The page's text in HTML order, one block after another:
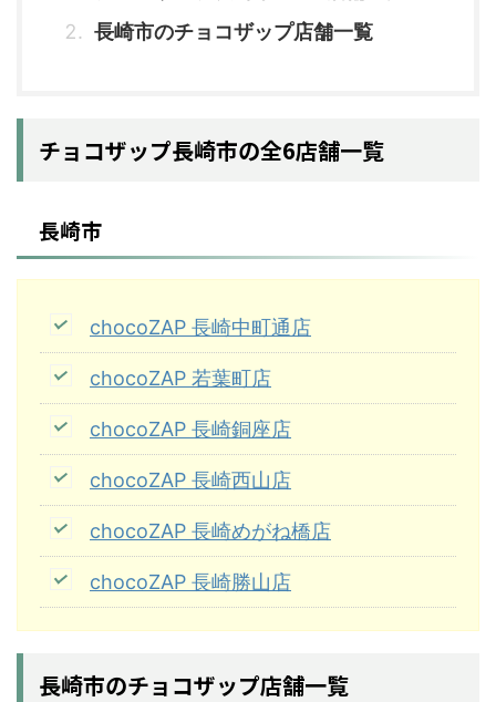
長崎市のチョコザップ店舗一覧
チョコザップ長崎市の全6店舗一覧
長崎市
chocoZAP 長崎中町通店
chocoZAP 若葉町店
chocoZAP 長崎銅座店
chocoZAP 長崎西山店
chocoZAP 長崎めがね橋店
chocoZAP 長崎勝山店
長崎市のチョコザップ店舗一覧